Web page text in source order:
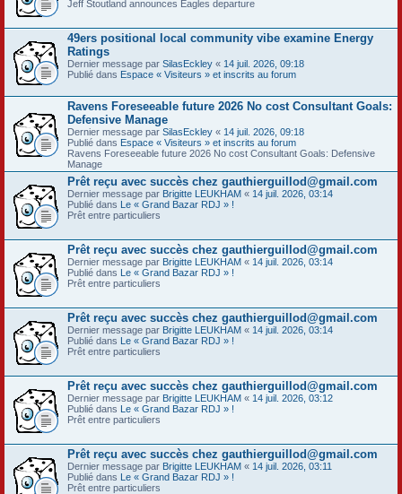
Jeff Stoutland announces Eagles departure
49ers positional local community vibe examine Energy
Ratings
Dernier message par SilasEckley « 14 juil. 2026, 09:18
Publié dans Espace « Visiteurs » et inscrits au forum
Ravens Foreseeable future 2026 No cost Consultant Goals:
Defensive Manage
Dernier message par SilasEckley « 14 juil. 2026, 09:18
Publié dans Espace « Visiteurs » et inscrits au forum
Ravens Foreseeable future 2026 No cost Consultant Goals: Defensive
Manage
Prêt reçu avec succès chez gauthierguillod@gmail.com
Dernier message par Brigitte LEUKHAM « 14 juil. 2026, 03:14
Publié dans Le « Grand Bazar RDJ » !
Prêt entre particuliers
Prêt reçu avec succès chez gauthierguillod@gmail.com
Dernier message par Brigitte LEUKHAM « 14 juil. 2026, 03:14
Publié dans Le « Grand Bazar RDJ » !
Prêt entre particuliers
Prêt reçu avec succès chez gauthierguillod@gmail.com
Dernier message par Brigitte LEUKHAM « 14 juil. 2026, 03:14
Publié dans Le « Grand Bazar RDJ » !
Prêt entre particuliers
Prêt reçu avec succès chez gauthierguillod@gmail.com
Dernier message par Brigitte LEUKHAM « 14 juil. 2026, 03:12
Publié dans Le « Grand Bazar RDJ » !
Prêt entre particuliers
Prêt reçu avec succès chez gauthierguillod@gmail.com
Dernier message par Brigitte LEUKHAM « 14 juil. 2026, 03:11
Publié dans Le « Grand Bazar RDJ » !
Prêt entre particuliers